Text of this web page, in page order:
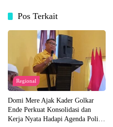
Pos Terkait
Regional
Domi Mere Ajak Kader Golkar
Ende Perkuat Konsolidasi dan
Kerja Nyata Hadapi Agenda Politik